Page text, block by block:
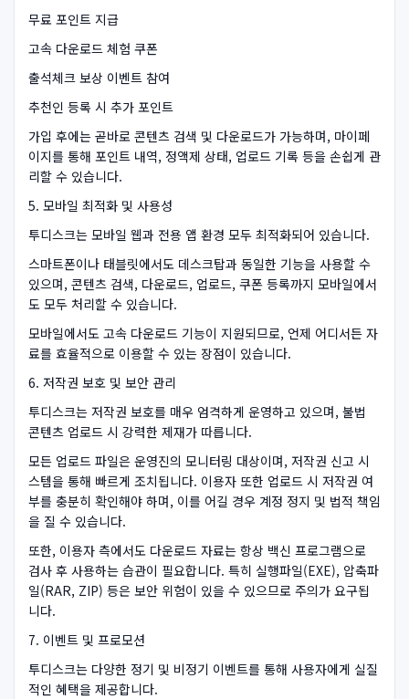
무료 포인트 지급
고속 다운로드 체험 쿠폰
출석체크 보상 이벤트 참여
추천인 등록 시 추가 포인트
가입 후에는 곧바로 콘텐츠 검색 및 다운로드가 가능하며, 마이페
이지를 통해 포인트 내역, 정액제 상태, 업로드 기록 등을 손쉽게 관
리할 수 있습니다.
5. 모바일 최적화 및 사용성
투디스크는 모바일 웹과 전용 앱 환경 모두 최적화되어 있습니다.
스마트폰이나 태블릿에서도 데스크탑과 동일한 기능을 사용할 수
있으며, 콘텐츠 검색, 다운로드, 업로드, 쿠폰 등록까지 모바일에서
도 모두 처리할 수 있습니다.
모바일에서도 고속 다운로드 기능이 지원되므로, 언제 어디서든 자
료를 효율적으로 이용할 수 있는 장점이 있습니다.
6. 저작권 보호 및 보안 관리
투디스크는 저작권 보호를 매우 엄격하게 운영하고 있으며, 불법
콘텐츠 업로드 시 강력한 제재가 따릅니다.
모든 업로드 파일은 운영진의 모니터링 대상이며, 저작권 신고 시
스템을 통해 빠르게 조치됩니다. 이용자 또한 업로드 시 저작권 여
부를 충분히 확인해야 하며, 이를 어길 경우 계정 정지 및 법적 책임
을 질 수 있습니다.
또한, 이용자 측에서도 다운로드 자료는 항상 백신 프로그램으로
검사 후 사용하는 습관이 필요합니다. 특히 실행파일(EXE), 압축파
일(RAR, ZIP) 등은 보안 위험이 있을 수 있으므로 주의가 요구됩
니다.
7. 이벤트 및 프로모션
투디스크는 다양한 정기 및 비정기 이벤트를 통해 사용자에게 실질
적인 혜택을 제공합니다.